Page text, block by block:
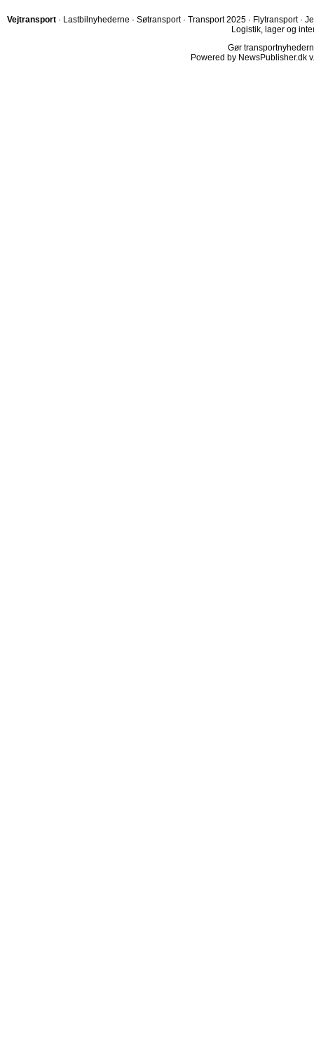
Vejtransport · Lastbilnyhederne · Søtransport · Transport 2025 · Flytransport ·
Logistik, lager og
Gør
Powered by NewsPublisher.dk